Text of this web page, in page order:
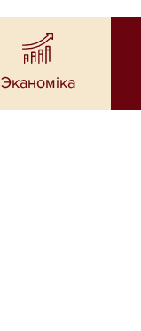
Эканоміка